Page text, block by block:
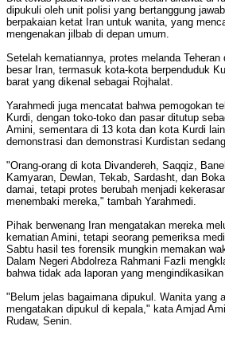
dipukuli oleh unit polisi yang bertanggung
berpakaian ketat Iran untuk wanita, yang
mengenakan jilbab di depan umum.
Setelah kematiannya, protes melanda
besar Iran, termasuk kota-kota berpenduduk
barat yang dikenal sebagai Rojhalat.
Yarahmedi juga mencatat bahwa pemogokan
Kurdi, dengan toko-toko dan pasar ditutup
Amini, sementara di 13 kota dan kota Kurdi
demonstrasi dan demonstrasi Kurdistan
"Orang-orang di kota Divandereh, Saqqiz,
Kamyaran, Dewlan, Tekab, Sardasht, dan
damai, tetapi protes berubah menjadi
menembaki mereka," tambah Yarahmedi.
Pihak berwenang Iran mengatakan mereka
kematian Amini, tetapi seorang pemeriksa
Sabtu hasil tes forensik mungkin memakan
Dalam Negeri Abdolreza Rahmani Fazli
bahwa tidak ada laporan yang
"Belum jelas bagaimana dipukul. Wanita yang
mengatakan dipukul di kepala," kata Amjad
Rudaw, Senin.